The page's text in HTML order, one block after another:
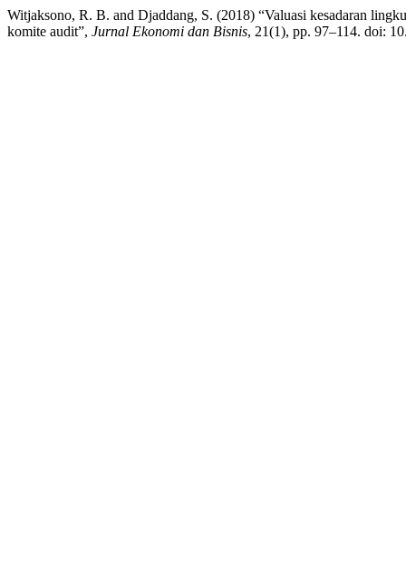
Witjaksono, R. B. and Djaddang, S. (2018) “Valuasi kesadaran
komite audit”, Jurnal Ekonomi dan Bisnis, 21(1), pp. 97–114. doi: